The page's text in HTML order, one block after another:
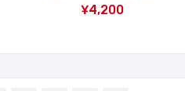
¥4,200